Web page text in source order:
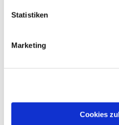
Statistiken
Marketing
Cookies